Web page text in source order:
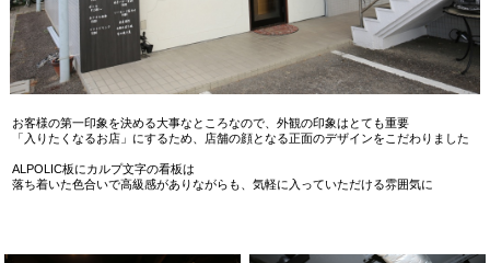
お客様の第一印象を決める大事なところなので、外観の印象はとても重要
「入りたくなるお店」にするため、店舗の顔となる正面のデザインをこだわりました
ALPOLIC板にカルプ文字の看板は
落ち着いた色合いで高級感がありながらも、気軽に入っていただける雰囲気に